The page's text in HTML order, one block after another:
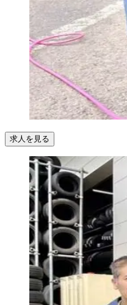
求人を見る